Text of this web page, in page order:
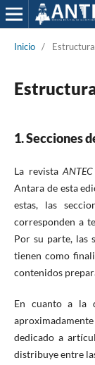
Inicio /
1. Secciones
La revistaANTEC
Antara de esta
estas, las
corresponden a
Por su parte, las
tienen como
contenidos
En cuanto a la
dedicado a
distribuye entre